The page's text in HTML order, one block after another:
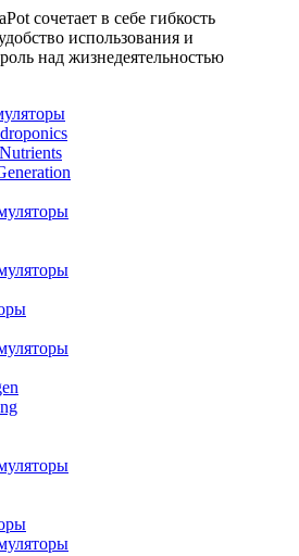
сочетает в себе гибкость
использования и
над жизнедеятельностью